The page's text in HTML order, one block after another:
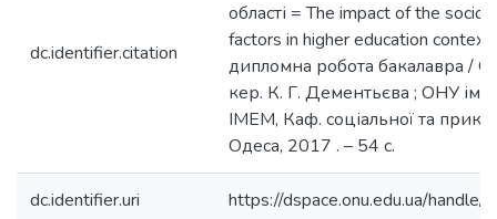
dc.identifier.citation
області = The impact of the socio
factors in higher education context
дипломна робота бакалавра /
кер. К. Г. Дементьєва ; ОНУ ім.
ІМЕМ, Каф. соціальної та
Одеса, 2017 . – 54 с.
dc.identifier.uri https://dspace.onu.edu.ua/